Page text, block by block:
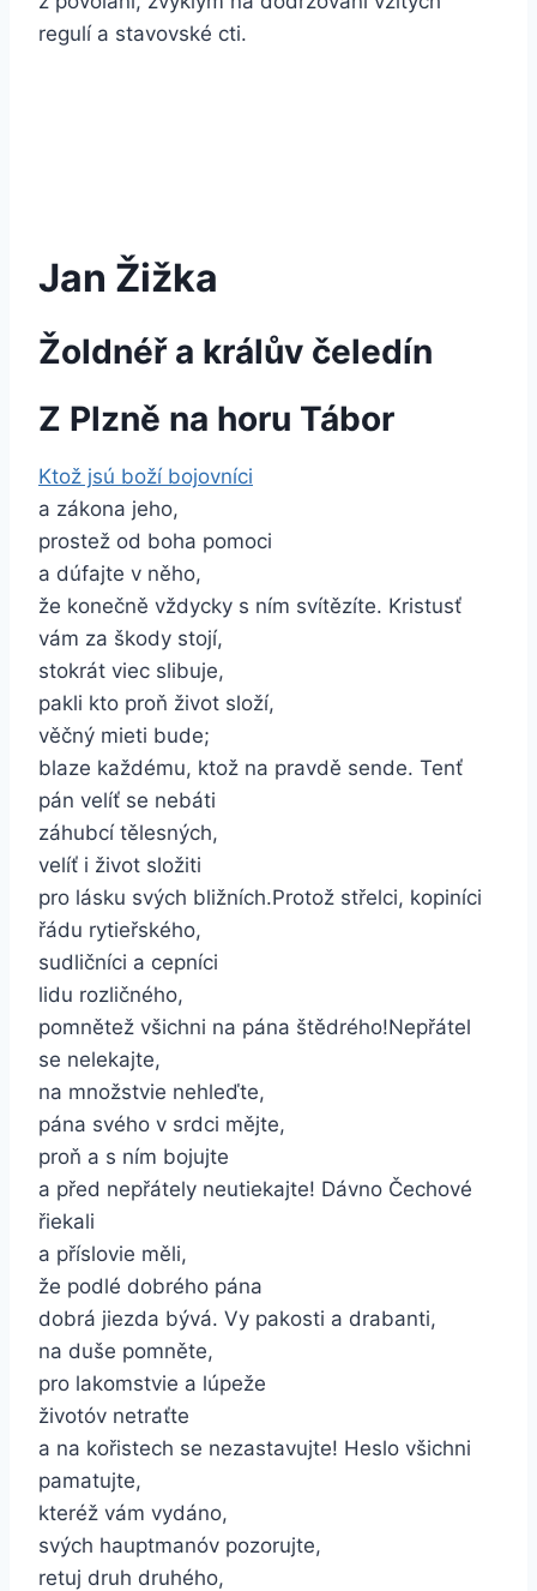
regulí a stavovské cti.
Jan Žižka
Žoldnéř a králův čeledín
Z Plzně na horu Tábor
Ktož jsú boží bojovníci
a zákona jeho,
prostež od boha pomoci
a dúfajte v něho,
že konečně vždycky s ním svítězíte. Kristusť
vám za škody stojí,
stokrát viec slibuje,
pakli kto proň život složí,
věčný mieti bude;
blaze každému, ktož na pravdě sende. Tenť
pán velíť se nebáti
záhubcí tělesných,
velíť i život složiti
pro lásku svých bližních.Protož střelci, kopiníci
řádu rytieřského,
sudličníci a cepníci
lidu rozličného,
pomnětež všichni na pána štědrého!Nepřátel
se nelekajte,
na množstvie nehleďte,
pána svého v srdci mějte,
proň a s ním bojujte
a před nepřátely neutiekajte! Dávno Čechové
řiekali
a příslovie měli,
že podlé dobrého pána
dobrá jiezda bývá. Vy pakosti a drabanti,
na duše pomněte,
pro lakomstvie a lúpeže
životóv netraťte
a na kořistech se nezastavujte! Heslo všichni
pamatujte,
kteréž vám vydáno,
svých hauptmanóv pozorujte,
retuj druh druhého,